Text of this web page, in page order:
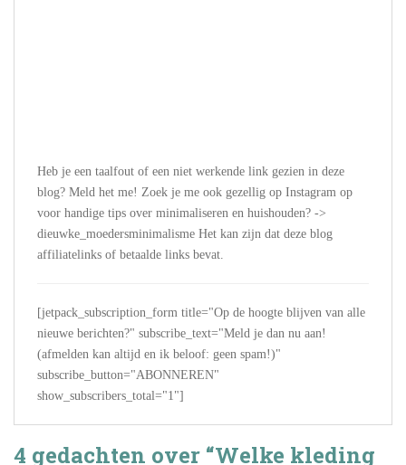
Heb je een taalfout of een niet werkende link gezien in deze
blog? Meld het me! Zoek je me ook gezellig op Instagram op
voor handige tips over minimaliseren en huishouden? ->
dieuwke_moedersminimalisme Het kan zijn dat deze blog
affiliatelinks of betaalde links bevat.
[jetpack_subscription_form title="Op de hoogte blijven van alle
nieuwe berichten?" subscribe_text="Meld je dan nu aan!
(afmelden kan altijd en ik beloof: geen spam!)"
subscribe_button="ABONNEREN"
show_subscribers_total="1"]
4 gedachten over “Welke kleding